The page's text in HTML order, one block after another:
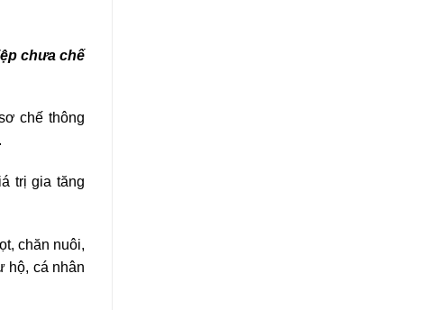
chưa chế
chế thông
trị gia tăng
chăn nuôi,
hộ, cá nhân